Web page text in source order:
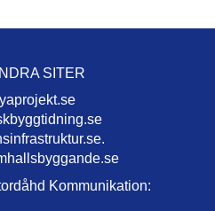
SITER
Kommunikation: